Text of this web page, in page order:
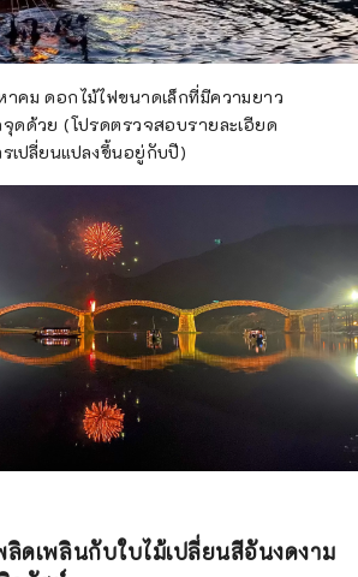
คม ดอกไม้ไฟขนาดเล็กที่มีความยาว
ดด้วย (โปรดตรวจสอบรายละเอียด
เปลี่ยนแปลงขึ้นอยู่กับปี)
ลิดเพลินกับใบไม้เปลี่ยนสีอันงดงาม